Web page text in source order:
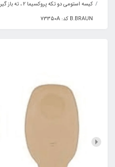
کیسه استومی دو
B.BRAUN کد: 73350A